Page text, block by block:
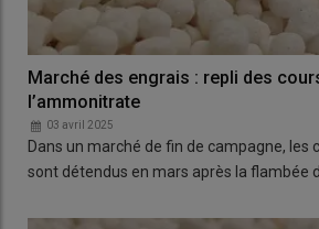
Marché des engrais : repli des
l’ammonitrate
03 avril 2025
Dans un marché de fin de campagne, les
sont détendus en mars après la flambée